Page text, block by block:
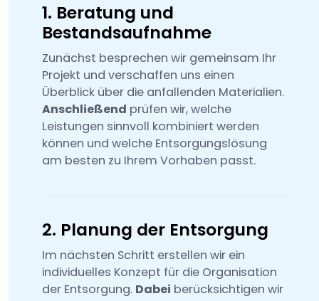
1. Beratung und
Bestandsaufnahme
Zunächst besprechen wir gemeinsam Ihr
Projekt und verschaffen uns einen
Überblick über die anfallenden Materialien.
Anschließend prüfen wir, welche
Leistungen sinnvoll kombiniert werden
können und welche Entsorgungslösung
am besten zu Ihrem Vorhaben passt.
2. Planung der Entsorgung
Im nächsten Schritt erstellen wir ein
individuelles Konzept für die Organisation
der Entsorgung. Dabei berücksichtigen wir